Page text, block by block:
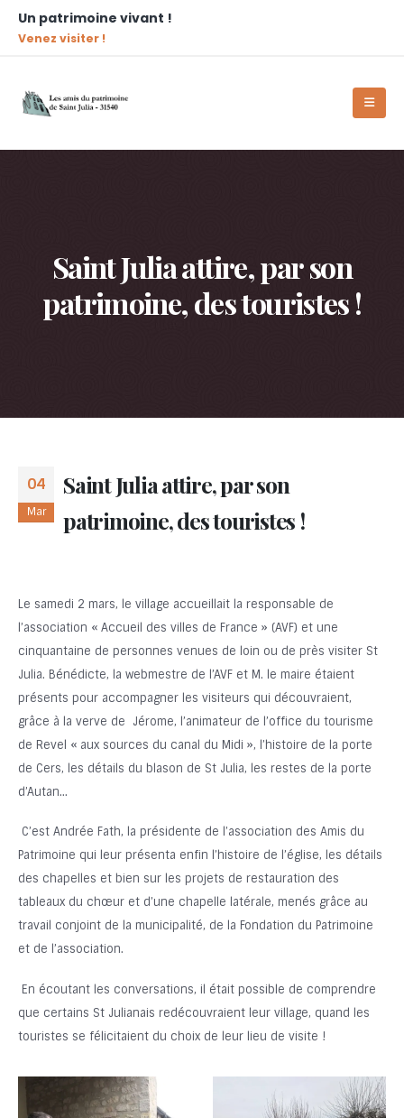
Un patrimoine vivant !
Venez visiter !
Saint Julia attire, par son
patrimoine, des touristes !
04
Mar
Saint Julia attire, par son
patrimoine, des touristes !
Le samedi 2 mars, le village accueillait la responsable de
l’association « Accueil des villes de France » (AVF) et une
cinquantaine de personnes venues de loin ou de près visiter St
Julia. Bénédicte, la webmestre de l’AVF et M. le maire étaient
présents pour accompagner les visiteurs qui découvraient,
grâce à la verve de Jérome, l’animateur de l’office du tourisme
de Revel « aux sources du canal du Midi », l’histoire de la porte
de Cers, les détails du blason de St Julia, les restes de la porte
d’Autan…
C’est Andrée Fath, la présidente de l’association des Amis du
Patrimoine qui leur présenta enfin l’histoire de l’église, les détails
des chapelles et bien sur les projets de restauration des
tableaux du chœur et d’une chapelle latérale, menés grâce au
travail conjoint de la municipalité, de la Fondation du Patrimoine
et de l’association.
En écoutant les conversations, il était possible de comprendre
que certains St Julianais redécouvraient leur village, quand les
touristes se félicitaient du choix de leur lieu de visite !